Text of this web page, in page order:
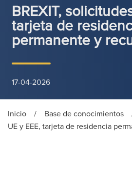
BREXIT,
tarjeta de
permanente y
17-04-2026
Inicio / Base de conocimientos
UE y EEE, tarjeta de residencia